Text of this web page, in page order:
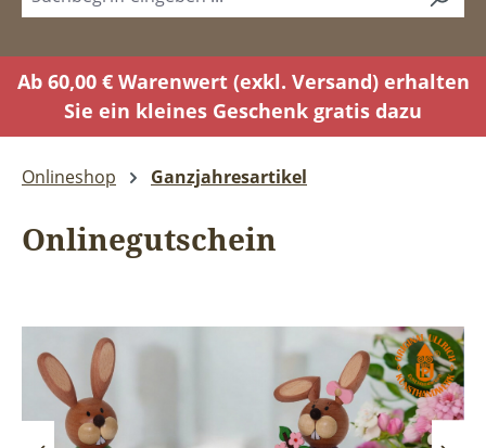
Ab 60,00 € Warenwert (exkl. Versand) erhalten
Sie ein kleines Geschenk gratis dazu
Onlineshop Ganzjahresartikel
Onlinegutschein
Bildergalerie überspringen